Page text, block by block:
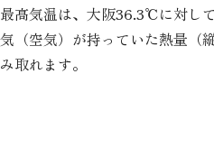
最高気温は、大阪36.3℃に対し
気（空気）が持っていた熱量（
み取れます。